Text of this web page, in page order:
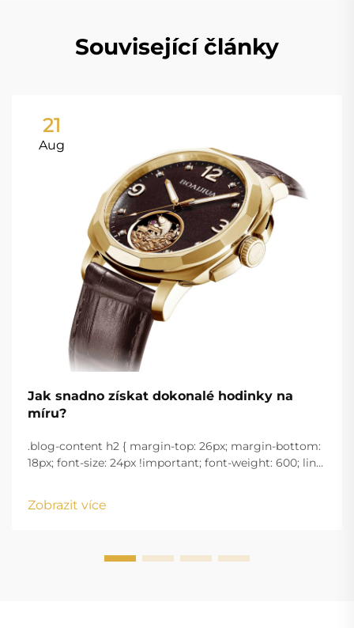
Související články
21
Aug
Jak snadno získat dokonalé hodinky na
míru?
.blog-content h2 { margin-top: 26px; margin-bottom:
18px; font-size: 24px !important; font-weight: 600; line-
w...
Zobrazit více